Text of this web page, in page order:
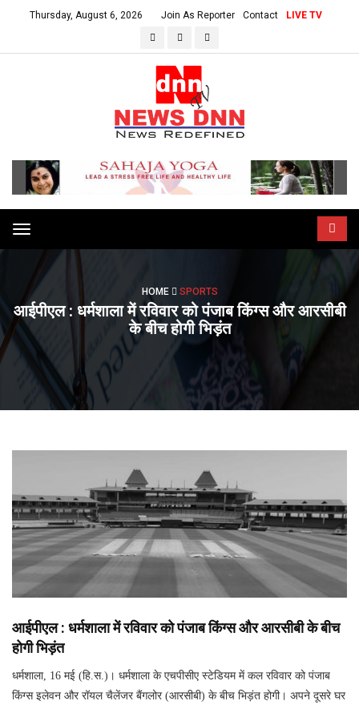
Thursday, August 6, 2026 Join As Reporter Contact LIVE TV
Toggle
navigation
HOME SPORTS
आईपीएल : धर्मशाला में रविवार को पंजाब किंग्स और आरसीबी
के बीच होगी भिड़ंत
आईपीएल : धर्मशाला में रविवार को पंजाब किंग्स और आरसीबी के बीच
होगी भिड़ंत
धर्मशाला, 16 मई (हि.स.)। धर्मशाला के एचपीसीए स्टेडियम में कल रविवार को पंजाब
किंग्स इलेवन और रॉयल चैलेंजर बैंगलोर (आरसीबी) के बीच भिड़ंत होगी। अपने दूसरे घर